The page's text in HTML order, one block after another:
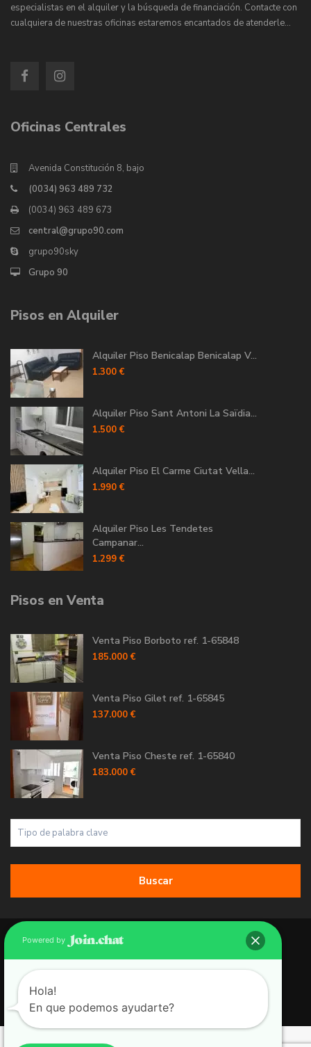
especialistas en el alquiler y la búsqueda de financiación. Contacte con
cualquiera de nuestras oficinas estaremos encantados de atenderle…
Oficinas Centrales
Avenida Constitución 8, bajo
(0034) 963 489 732
(0034) 963 489 673
central@grupo90.com
grupo90sky
Grupo 90
Pisos en Alquiler
Alquiler Piso Benicalap Benicalap V...
1.300 €
Alquiler Piso Sant Antoni La Saïdia...
1.500 €
Alquiler Piso El Carme Ciutat Vella...
1.990 €
Alquiler Piso Les Tendetes
Campanar...
1.299 €
Pisos en Venta
Venta Piso Borboto ref. 1-65848
185.000 €
Venta Piso Gilet ref. 1-65845
137.000 €
Venta Piso Cheste ref. 1-65840
183.000 €
Buscar
Copyright 2026 | Grupo 90 inmobiliarias. All Rights Reserved.
Política de Cookies
Política de Privacidad
Aviso Legal
Powered by
Hola!
En que podemos ayudarte?